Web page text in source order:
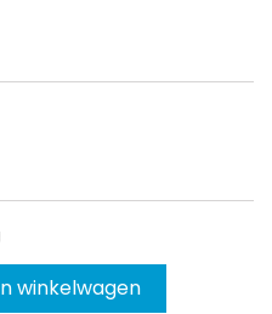
winkelwagen